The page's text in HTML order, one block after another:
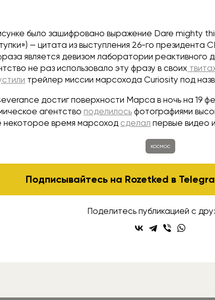
было зашифровано выражение Dare mighty
— цитата из выступления 26-го
является девизом лаборатории реактивного
не раз использовало эту фразу в своих
трейлер миссии марсохода Curiosity под
достиг поверхности Марса в ночь на 19
агентство поделилось фотографиями
некоторое время марсоход сделал первые видео
космос
Подписывайтесь на Rozetked в
Поделитесь публикацией с